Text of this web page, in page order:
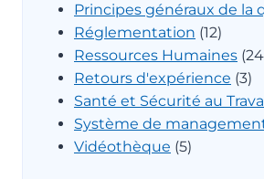
Principes généraux de la
Réglementation (12)
Ressources Humaines
Retours d'expérience (3)
Santé et Sécurité au
Système de
Vidéothèque (5)